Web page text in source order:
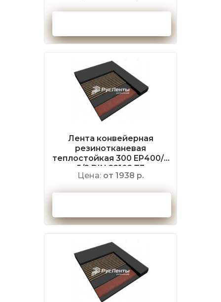
Лента конвейерная
резинотканевая
теплостойкая 300 EP400/3
5/2 DIN 22102 Т3
Цена: от 1938 р.